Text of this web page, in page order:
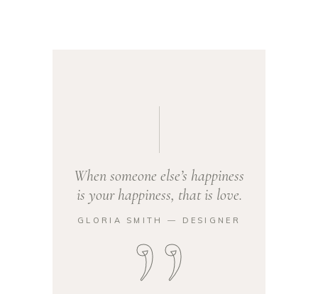
When someone else’s happiness
is your happiness, that is love.
GLORIA SMITH ― DESIGNER